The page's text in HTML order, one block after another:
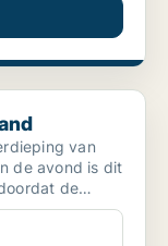
van
de avond is dit
de